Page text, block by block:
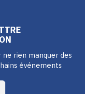
rien manquer des
événements